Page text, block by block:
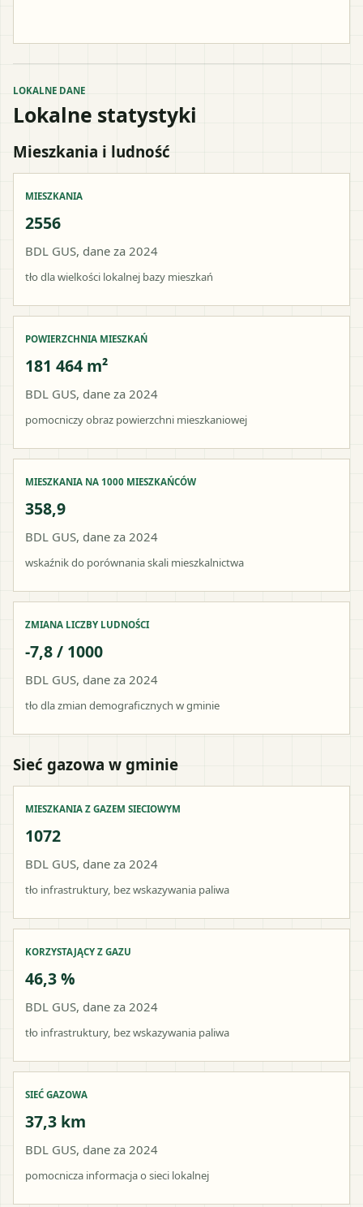
LOKALNE DANE
Lokalne statystyki
Mieszkania i ludność
MIESZKANIA
2556
BDL GUS, dane za 2024
tło dla wielkości lokalnej bazy mieszkań
POWIERZCHNIA MIESZKAŃ
181 464 m²
BDL GUS, dane za 2024
pomocniczy obraz powierzchni mieszkaniowej
MIESZKANIA NA 1000 MIESZKAŃCÓW
358,9
BDL GUS, dane za 2024
wskaźnik do porównania skali mieszkalnictwa
ZMIANA LICZBY LUDNOŚCI
-7,8 / 1000
BDL GUS, dane za 2024
tło dla zmian demograficznych w gminie
Sieć gazowa w gminie
MIESZKANIA Z GAZEM SIECIOWYM
1072
BDL GUS, dane za 2024
tło infrastruktury, bez wskazywania paliwa
KORZYSTAJĄCY Z GAZU
46,3 %
BDL GUS, dane za 2024
tło infrastruktury, bez wskazywania paliwa
SIEĆ GAZOWA
37,3 km
BDL GUS, dane za 2024
pomocnicza informacja o sieci lokalnej